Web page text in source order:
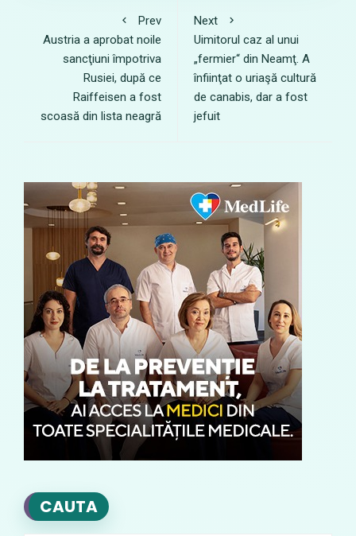
Prev
Austria a aprobat noile
sancţiuni împotriva
Rusiei, după ce
Raiffeisen a fost
scoasă din lista neagră
Next
Uimitorul caz al unui
„fermier“ din Neamţ. A
înfiinţat o uriaşă cultură
de canabis, dar a fost
jefuit
CAUTA